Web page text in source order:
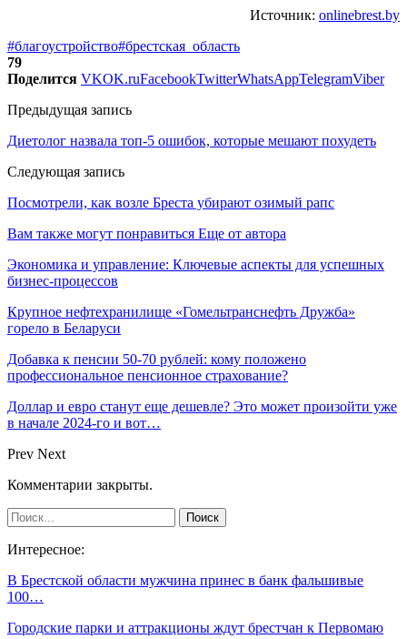
Источник: onlinebrest.by
#благоустройство#брестская_область
79
Поделится VKOK.ruFacebookTwitterWhatsAppTelegramViber
Предыдущая запись
Диетолог назвала топ-5 ошибок, которые мешают похудеть
Следующая запись
Посмотрели, как возле Бреста убирают озимый рапс
Вам также могут понравиться Еще от автора
Экономика и управление: Ключевые аспекты для успешных
бизнес-процессов
Крупное нефтехранилище «Гомельтранснефть Дружба»
горело в Беларуси
Добавка к пенсии 50-70 рублей: кому положено
профессиональное пенсионное страхование?
Доллар и евро станут еще дешевле? Это может произойти уже
в начале 2024-го и вот…
Prev Next
Комментарии закрыты.
Интересное:
В Брестской области мужчина принес в банк фальшивые
100…
Городские парки и аттракционы ждут брестчан к Первомаю